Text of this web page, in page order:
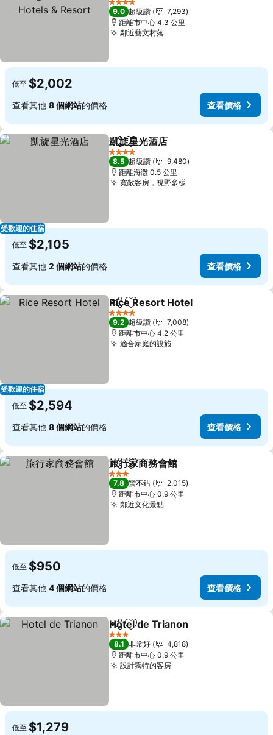
Hotels & Resort
4 星級
9.0 超級讚
7,293
距離市中心 4.3 公里
鄰近藝文村落
低至 $2,002
查看其他 8 個網站的價格 查看價格
受歡迎的住宿
分享 加入我的最愛
凱旋星光酒店
4 星級
8.5 超級讚
9,480
距離海灘 0.5 公里
寬敞客房，視野多樣
低至 $2,105
查看其他 2 個網站的價格 查看價格
受歡迎的住宿
分享 加入我的最愛
Rice Resort Hotel
4 星級
9.2 超級讚
7,008
距離市中心 4.2 公里
適合家庭的設施
低至 $2,594
查看其他 8 個網站的價格 查看價格
分享 加入我的最愛
旅行家商務會館
3 星級
7.8 蠻不錯
2,015
距離市中心 0.9 公里
鄰近文化景點
低至 $950
查看其他 4 個網站的價格 查看價格
分享 加入我的最愛
Hotel de Trianon
3 星級
8.1 非常好
4,818
距離市中心 0.9 公里
設計獨特的客房
低至 $1,279